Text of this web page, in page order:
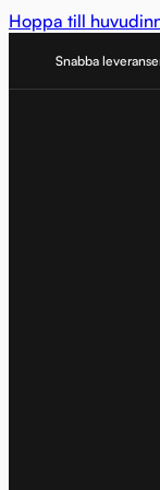
Hoppa till
Snabba